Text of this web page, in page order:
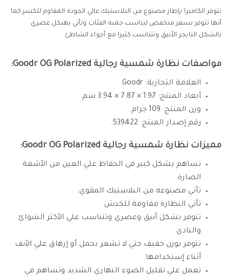
تتوفر الكاميرا بإطار مصنوع من البلاستيك عالي الجودة المقاوم للكسر كما
أنها تتوفر بسعر منخفض ليناسب جميه الفئات وتأتي بهيكل عصري
بالشكل التايجر الأنيق وتتناسب كثيرا مع أجواء الشاطئ.
مواصفات نظارة شمسية رجالية Goodr OG Polarized:
العلامة التجارية: Goodr.
أبعاد المنتج: 1.97 × 7.87 × 3.94 سم.
وزن المنتج: 109 جرام.
رقم إصدار المنتج: 539422.
مميزات نظارة شمسية رجالية Goodr OG Polarized:
تساهم بشكل كبير في الحفاظ علي العين من الأشعة
الضارة.
تأتي مصنوعه من البلاستيك المقوي.
تأتي النظارة مقاومة للخدش.
تتوفر بشكل أنيق وعصري وتتناسب علي الأكثر الشوائ
والنادي.
تتوفر بوزن خفيف حتي لا تشعر بحمل أو إرهاق علي الأنف
أثناء إستخدامها.
تعمل علي تقليل الضوء النهاري الشديد وتساهم في